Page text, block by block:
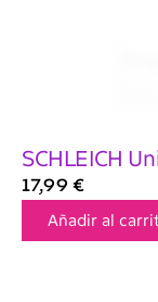
SCHLEICH
17,99 €
Añadir al